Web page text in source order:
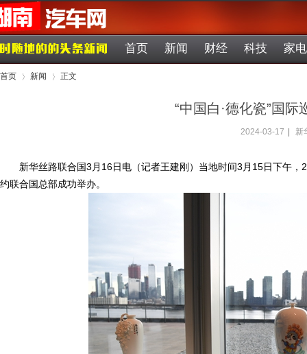
首页 新闻 财经 科技 家电
首页 新闻 正文
“中国白·德化瓷”国际
2024-03-17 新
新华丝路联合国3月16日电（记者王建刚）当地时间3月15日下午，
约联合国总部成功举办。